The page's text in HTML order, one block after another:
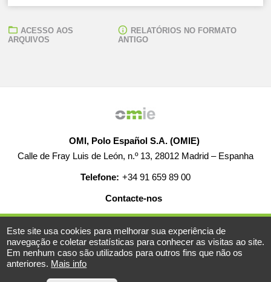
ACESSO AOS
ARQUIVOS
RELATÓRIOS NO FORMATO
ANTIGO
OMI, Polo Español S.A. (OMIE)
Calle de Fray Luis de León, n.º 13, 28012 Madrid – Espanha
Telefone: +34 91 659 89 00
Contacte-nos
© 2019-2026 - Todos os direitos reservados
AJUDA EMPREGO MAPA WEB AVISO LEGAL
Este site usa cookies para melhorar sua experiência de
navegação e coletar estatísticas para conhecer as visitas ao site.
Em nenhum caso são utilizados para outros fins que não os
anteriores. Mais info